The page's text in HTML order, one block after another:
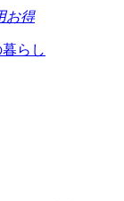
お得
らし